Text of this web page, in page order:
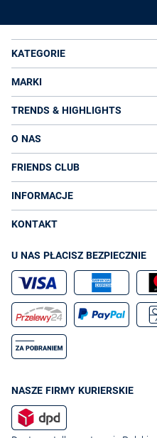
KATEGORIE
MARKI
TRENDS & HIGHLIGHTS
O NAS
FRIENDS CLUB
INFORMACJE
KONTAKT
U NAS PŁACISZ BEZPIECZNIE
NASZE FIRMY KURIERSKIE